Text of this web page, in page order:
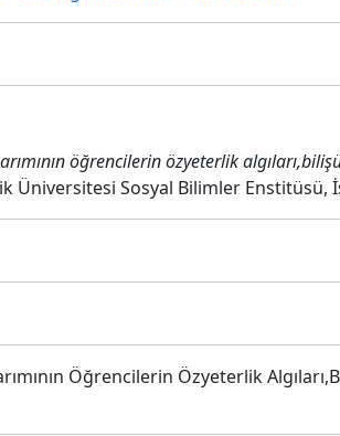
öğrencilerin özyeterlik
Üniversitesi Sosyal Bilimler Enstitüsü,
Öğrencilerin Özyeterlik